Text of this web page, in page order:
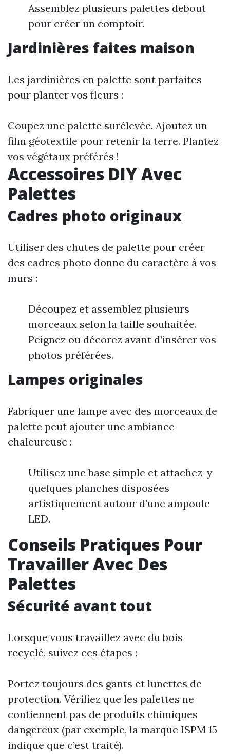
Assemblez plusieurs palettes debout
pour créer un comptoir.
Jardinières faites maison
Les jardinières en palette sont parfaites
pour planter vos fleurs :
Coupez une palette surélevée. Ajoutez un
film géotextile pour retenir la terre. Plantez
vos végétaux préférés !
Accessoires DIY Avec
Palettes
Cadres photo originaux
Utiliser des chutes de palette pour créer
des cadres photo donne du caractère à vos
murs :
Découpez et assemblez plusieurs
morceaux selon la taille souhaitée.
Peignez ou décorez avant d’insérer vos
photos préférées.
Lampes originales
Fabriquer une lampe avec des morceaux de
palette peut ajouter une ambiance
chaleureuse :
Utilisez une base simple et attachez-y
quelques planches disposées
artistiquement autour d’une ampoule
LED.
Conseils Pratiques Pour
Travailler Avec Des
Palettes
Sécurité avant tout
Lorsque vous travaillez avec du bois
recyclé, suivez ces étapes :
Portez toujours des gants et lunettes de
protection. Vérifiez que les palettes ne
contiennent pas de produits chimiques
dangereux (par exemple, la marque ISPM 15
indique que c’est traité).